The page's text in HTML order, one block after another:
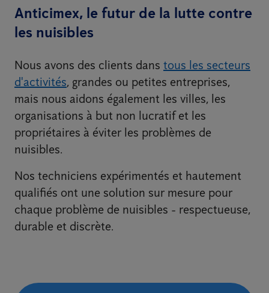
Anticimex, le futur de la lutte contre
les nuisibles
Nous avons des clients dans tous les secteurs
d'activités, grandes ou petites entreprises,
mais nous aidons également les villes, les
organisations à but non lucratif et les
propriétaires à éviter les problèmes de
nuisibles.
Nos techniciens expérimentés et hautement
qualifiés ont une solution sur mesure pour
chaque problème de nuisibles - respectueuse,
durable et discrète.